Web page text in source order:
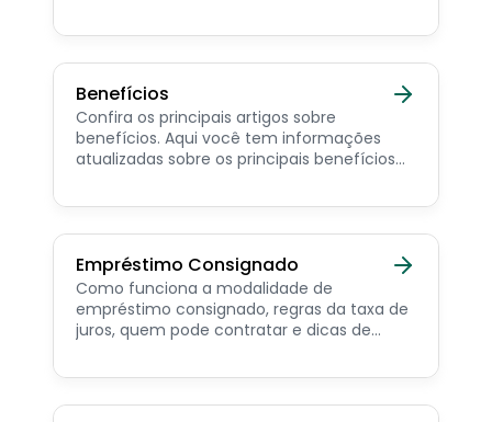
consignado privado.
Benefícios
Confira os principais artigos sobre
benefícios. Aqui você tem informações
atualizadas sobre os principais benefícios
pensionista e beneficiários de programas
Empréstimo Consignado
Como funciona a modalidade de
empréstimo consignado, regras da taxa de
juros, quem pode contratar e dicas de